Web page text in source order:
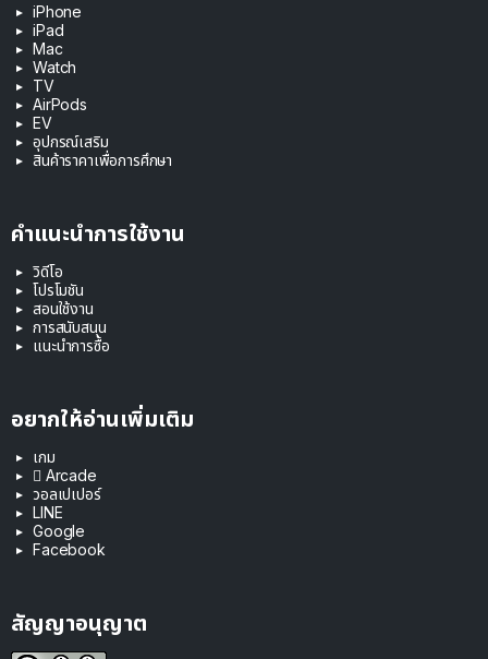
iPhone
iPad
Mac
Watch
TV
AirPods
EV
อุปกรณ์เสริม
สินค้าราคาเพื่อการศึกษา
คำแนะนำการใช้งาน
วิดีโอ
โปรโมชัน
สอนใช้งาน
การสนับสนุน
แนะนำการซื้อ
อยากให้อ่านเพิ่มเติม
เกม
 Arcade
วอลเปเปอร์
LINE
Google
Facebook
สัญญาอนุญาต